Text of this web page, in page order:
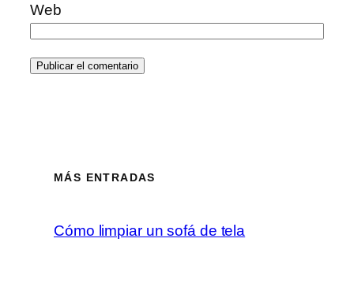
Web
MÁS ENTRADAS
Cómo limpiar un sofá de tela